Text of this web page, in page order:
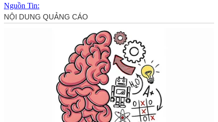
Nguồn Tin: